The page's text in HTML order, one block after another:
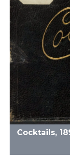
Cocktails,